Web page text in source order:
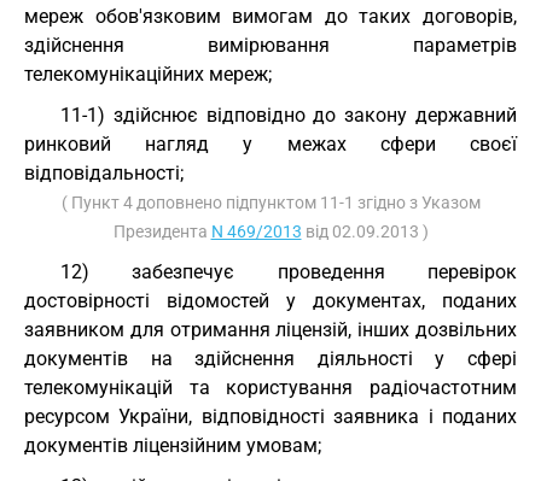
мереж обов'язковим вимогам до таких договорів,
здійснення вимірювання параметрів
телекомунікаційних мереж;
11-1) здійснює відповідно до закону державний
ринковий нагляд у межах сфери своєї
відповідальності;
( Пункт 4 доповнено підпунктом 11-1 згідно з Указом
Президента N 469/2013 від 02.09.2013 )
12) забезпечує проведення перевірок
достовірності відомостей у документах, поданих
заявником для отримання ліцензій, інших дозвільних
документів на здійснення діяльності у сфері
телекомунікацій та користування радіочастотним
ресурсом України, відповідності заявника і поданих
документів ліцензійним умовам;